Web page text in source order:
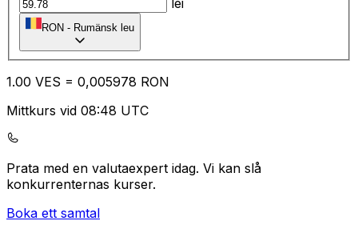
lei
RON - Rumänsk leu
1.00 VES = 0,005978 RON
Mittkurs vid 08:48 UTC
Prata med en valutaexpert idag. Vi kan slå
konkurrenternas kurser.
Boka ett samtal